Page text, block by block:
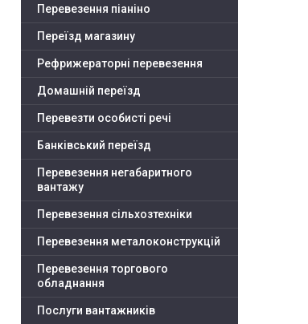
Перевезення піаніно
Переїзд магазину
Рефрижераторні перевезення
Домашній переїзд
Перевезти особисті речі
Банківський переїзд
Перевезення негабаритного
вантажу
Перевезення сільхозтехніки
Перевезення металоконструкцій
Перевезення торгового
обладнання
Послуги вантажників